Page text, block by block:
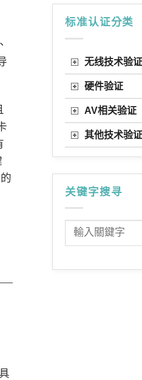
标准认证分类
无线技术验证
硬件验证
AV相关验证
其他技术验证
关键字搜寻